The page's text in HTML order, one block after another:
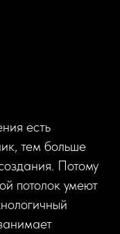
есть
тем больше
Потому
потолок умеют